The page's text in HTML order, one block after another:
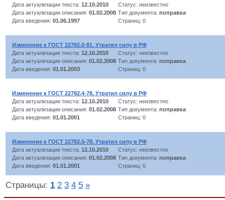
Дата актуализации текста: 12.10.2010
Статус: неизвестно
Дата актуализации описания: 01.02.2008 Тип документа: поправка
Дата введения: 01.06.1997 Страниц: 0
Изменение к ГОСТ 22782.0-81. Утратил силу в РФ
Дата актуализации текста: 12.10.2010
Статус: неизвестно
Дата актуализации описания: 01.02.2008 Тип документа: поправка
Дата введения: 01.01.2003 Страниц: 0
Изменение к ГОСТ 22782.4-78. Утратил силу в РФ
Дата актуализации текста: 12.10.2010
Статус: неизвестно
Дата актуализации описания: 01.02.2008 Тип документа: поправка
Дата введения: 01.01.2001 Страниц: 0
Изменение к ГОСТ 22782.5-78. Утратил силу в РФ
Дата актуализации текста: 12.10.2010
Статус: неизвестно
Дата актуализации описания: 01.02.2008 Тип документа: поправка
Дата введения: 01.01.2001 Страниц: 0
Страницы: 1 2 3 4 5 »